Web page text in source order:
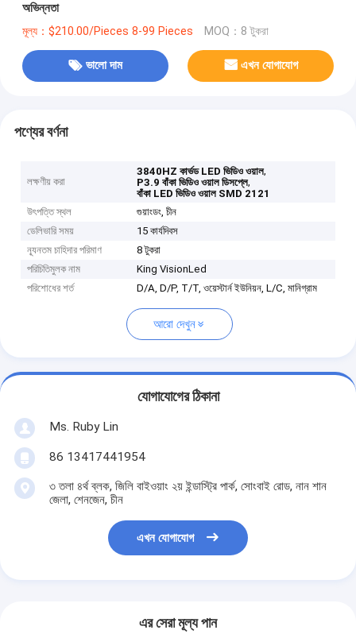
অভিন্নতা
মূল্য：$210.00/Pieces 8-99 Pieces MOQ：8 টুকরা
ভালো দাম এখন যোগাযোগ
পণ্যের বর্ণনা
লক্ষণীয় করা
3840HZ কার্ভড LED ভিডিও ওয়াল,
P3.9 বাঁকা ভিডিও ওয়াল ডিসপ্লে,
বাঁকা LED ভিডিও ওয়াল SMD 2121
উৎপত্তি স্থল
গুয়াংডং, চীন
ডেলিভারি সময়
15 কার্যদিবস
ন্যূনতম চাহিদার পরিমাণ
8 টুকরা
পরিচিতিমুলক নাম
King VisionLed
পরিশোধের শর্ত
D/A, D/P, T/T, ওয়েস্টার্ন ইউনিয়ন, L/C, মানিগ্রাম
আরো দেখুন
যোগাযোগের ঠিকানা
Ms. Ruby Lin
86 13417441954
৩ তলা ৪র্থ ব্লক, জিলি বাইওয়াং ২য় ইন্ডাস্ট্রি পার্ক, সোংবাই রোড, নান শান
জেলা, শেনজেন, চীন
এখন যোগাযোগ
এর সেরা মূল্য পান